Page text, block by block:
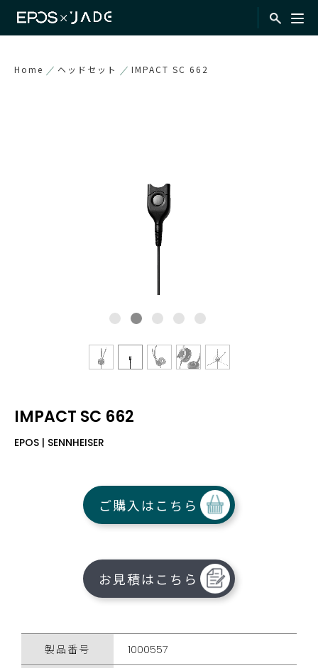
Home ヘッドセット IMPACT SC 662
IMPACT SC 662
EPOS | SENNHEISER
ご購入はこちら
お見積はこちら
製品番号 1000557